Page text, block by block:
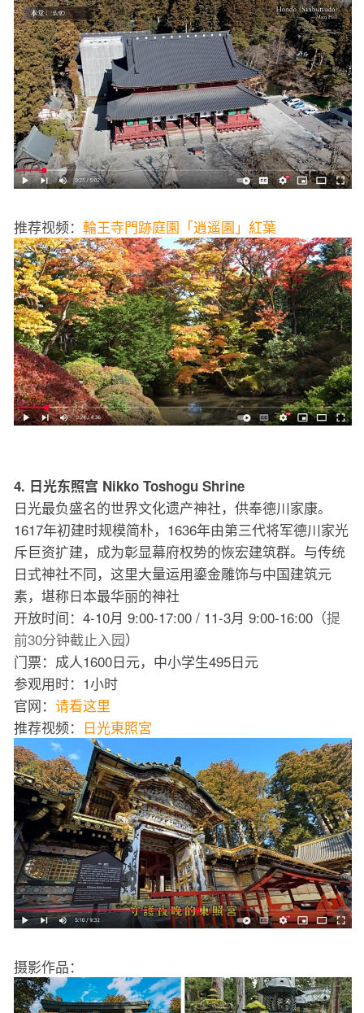
推荐视频： 輪王寺門跡庭園「逍遥園」紅葉
4. 日光东照宫 Nikko Toshogu Shrine
日光最负盛名的世界文化遗产神社，供奉德川家康。
1617年初建时规模简朴，1636年由第三代将军德川家光
斥巨资扩建，成为彰显幕府权势的恢宏建筑群。与传统
日式神社不同，这里大量运用鎏金雕饰与中国建筑元
素，堪称日本最华丽的神社
开放时间：4-10月 9:00-17:00 / 11-3月 9:00-16:00（提
前30分钟截止入园）
门票：成人1600日元，中小学生495日元
参观用时：1小时
官网： 请看这里
推荐视频： 日光東照宮
摄影作品：